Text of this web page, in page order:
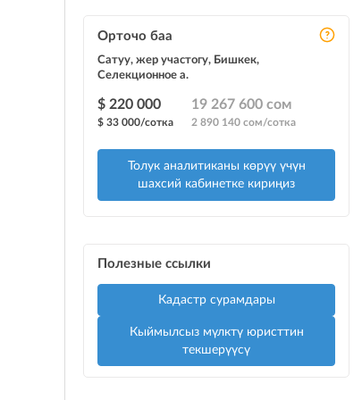
Орточо баа
Сатуу, жер участогу, Бишкек,
Селекционное а.
$ 220 000
$ 33 000/сотка
19 267 600 сом
2 890 140 сом/сотка
Толук аналитиканы көрүү үчүн
шахсий кабинетке кириңиз
Полезные ссылки
Кадастр сурамдары
Кыймылсыз мүлктү юристтин
текшерүүсү